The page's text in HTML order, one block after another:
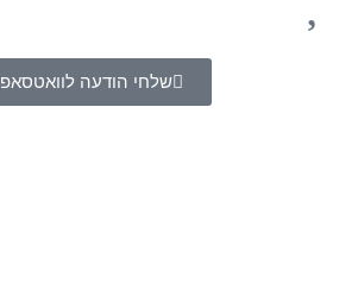
שלחי הודעה לוואטסאפ